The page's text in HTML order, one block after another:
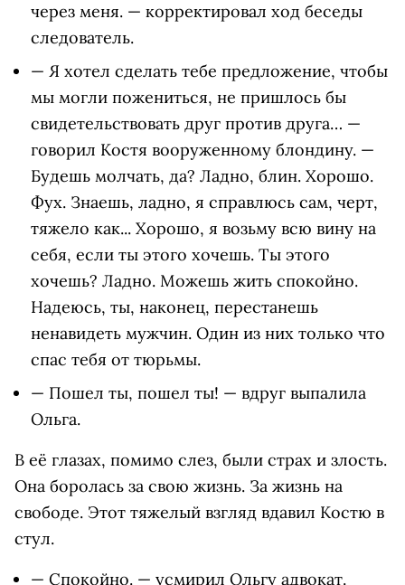
через меня. — корректировал ход беседы
следователь.
— Я хотел сделать тебе предложение, чтобы
мы могли пожениться, не пришлось бы
свидетельствовать друг против друга… —
говорил Костя вооруженному блондину. —
Будешь молчать, да? Ладно, блин. Хорошо.
Фух. Знаешь, ладно, я справлюсь сам, черт,
тяжело как... Хорошо, я возьму всю вину на
себя, если ты этого хочешь. Ты этого
хочешь? Ладно. Можешь жить спокойно.
Надеюсь, ты, наконец, перестанешь
ненавидеть мужчин. Один из них только что
спас тебя от тюрьмы.
— Пошел ты, пошел ты! — вдруг выпалила
Ольга.
В её глазах, помимо слез, были страх и злость.
Она боролась за свою жизнь. За жизнь на
свободе. Этот тяжелый взгляд вдавил Костю в
стул.
— Спокойно. — усмирил Ольгу адвокат.